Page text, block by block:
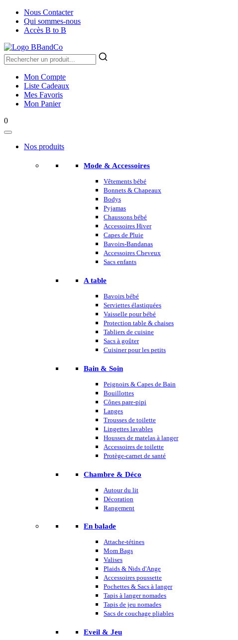
Nous Contacter
Qui sommes-nous
Accès B to B
Mon Compte
Liste Cadeaux
Mes Favoris
Mon Panier
0
Nos produits
Mode & Accessoires
Vêtements bébé
Bonnets & Chapeaux
Bodys
Pyjamas
Chaussons bébé
Accessoires Hiver
Capes de Pluie
Bavoirs-Bandanas
Accessoires Cheveux
Sacs enfants
A table
Bavoirs bébé
Serviettes élastiquées
Vaisselle pour bébé
Protection table & chaises
Tabliers de cuisine
Sacs à goûter
Cuisiner pour les petits
Bain & Soin
Peignoirs & Capes de Bain
Bouillottes
Cônes pare-pipi
Langes
Trousses de toilette
Lingettes lavables
Housses de matelas à langer
Accessoires de toilette
Protège-carnet de santé
Chambre & Déco
Autour du lit
Décoration
Rangement
En balade
Attache-tétines
Mom Bags
Valises
Plaids & Nids d'Ange
Accessoires poussette
Pochettes & Sacs à langer
Tapis à langer nomades
Tapis de jeu nomades
Sacs de couchage pliables
Eveil & Jeu